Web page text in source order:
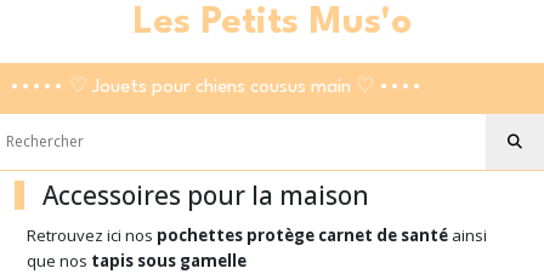
Les Petits Mus'o
••••• ♡ Jouets pour chiens cousus main ♡ ••••
Accessoires pour la maison
Retrouvez ici nos pochettes protège carnet de santé ainsi
que nos tapis sous gamelle
Accessoires
maison
carnets
(6)